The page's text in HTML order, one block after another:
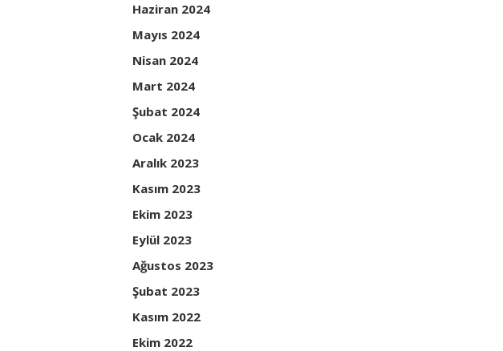
Haziran 2024
Mayıs 2024
Nisan 2024
Mart 2024
Şubat 2024
Ocak 2024
Aralık 2023
Kasım 2023
Ekim 2023
Eylül 2023
Ağustos 2023
Şubat 2023
Kasım 2022
Ekim 2022